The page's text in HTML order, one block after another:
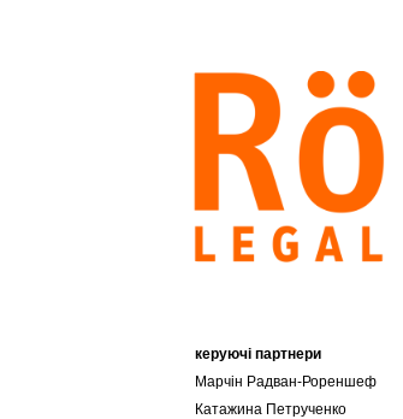
керуючі партнери
Марчін Радван-Рореншеф
Катажина Петрученко